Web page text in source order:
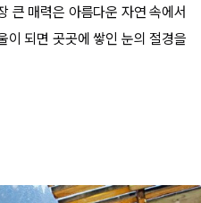
큰 매력은 아름다운 자연 속에서
이 되면 곳곳에 쌓인 눈의 절경을